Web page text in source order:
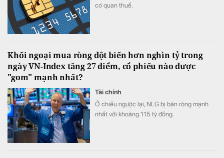
cơ quan thuế.
Khối ngoại mua ròng đột biến hơn nghìn tỷ trong
ngày VN-Index tăng 27 điểm, cổ phiếu nào được
"gom" mạnh nhất?
Tài chính
Ở chiều ngược lại, NLG bị bán ròng mạnh
nhất với khoảng 115 tỷ đồng.